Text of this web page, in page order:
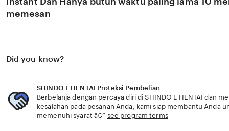
viral favorit Anda secara eksklusif.
memesan
Did you know?
SHINDO L HENTAI Proteksi Pembelian
Berbelanja dengan percaya diri di SHINDO L HENTAI dan
kesalahan pada pesanan Anda, kami siap membantu Anda
memenuhi syarat â€” see program terms